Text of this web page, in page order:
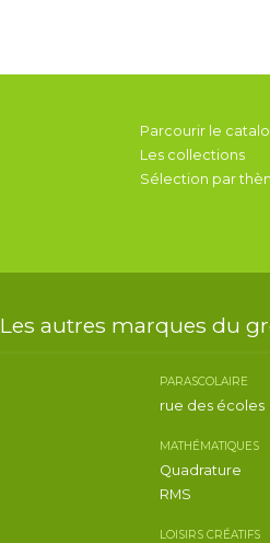
Parcourir le
Les collections
Sélection par
Les autres marques du
PARASCOLAIRE
rue des écoles
MATHÉMATIQUES
Quadrature
RMS
LOISIRS CRÉATIFS